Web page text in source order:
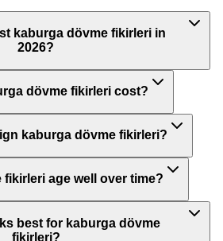
kaburga dövme fikirleri in
2026?
dövme fikirleri cost?
kaburga dövme fikirleri?
fikirleri age well over time?
best for kaburga dövme
fikirleri?